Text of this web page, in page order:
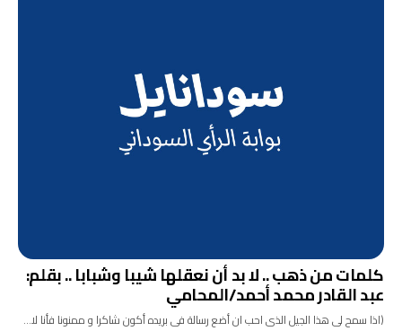
كلمات من ذهب .. لا بد أن نعقلها شيبا وشبابا .. بقلم:
عبد القادر محمد أحمد/المحامي
(اذا سمح لى هذا الجيل الذى احب ان أضع رسالة فى بريده أكون شاكرا و ممنونا فأنا لا…